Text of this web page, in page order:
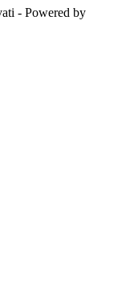
- Powered by